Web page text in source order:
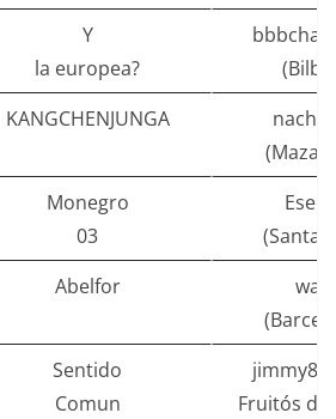
Y
la europea?
KANGCHENJUNGA
Monegro
03
Abelfor
wafa
Sentido
Comun
jimmy86
Fruitós de